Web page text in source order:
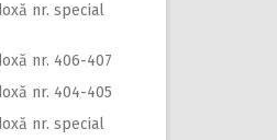
nr. special
nr. 406-407
nr. 404-405
nr. special